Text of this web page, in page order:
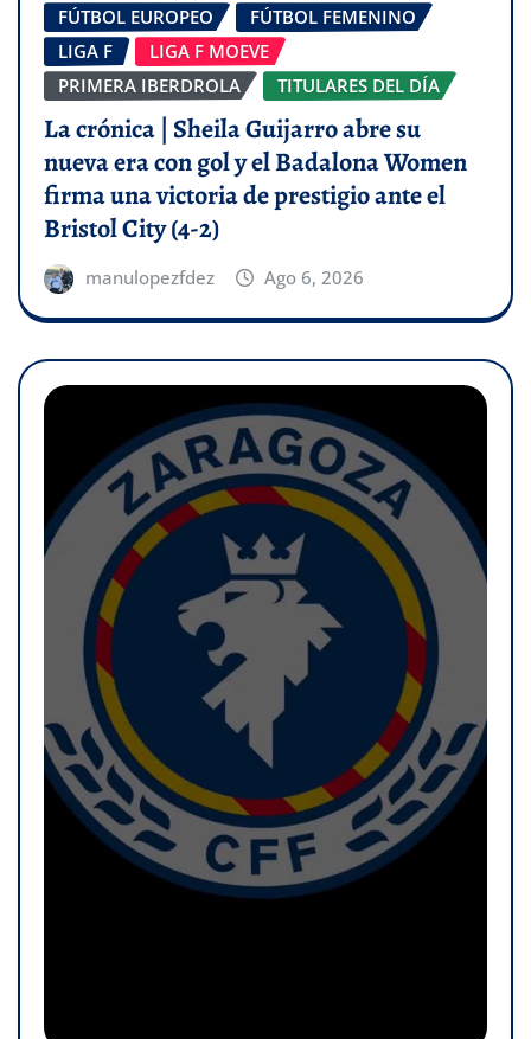
FÚTBOL EUROPEO
FÚTBOL FEMENINO
LIGA F
LIGA F MOEVE
PRIMERA IBERDROLA
TITULARES DEL DÍA
La crónica | Sheila Guijarro abre su
nueva era con gol y el Badalona Women
firma una victoria de prestigio ante el
Bristol City (4-2)
manulopezfdez Ago 6, 2026